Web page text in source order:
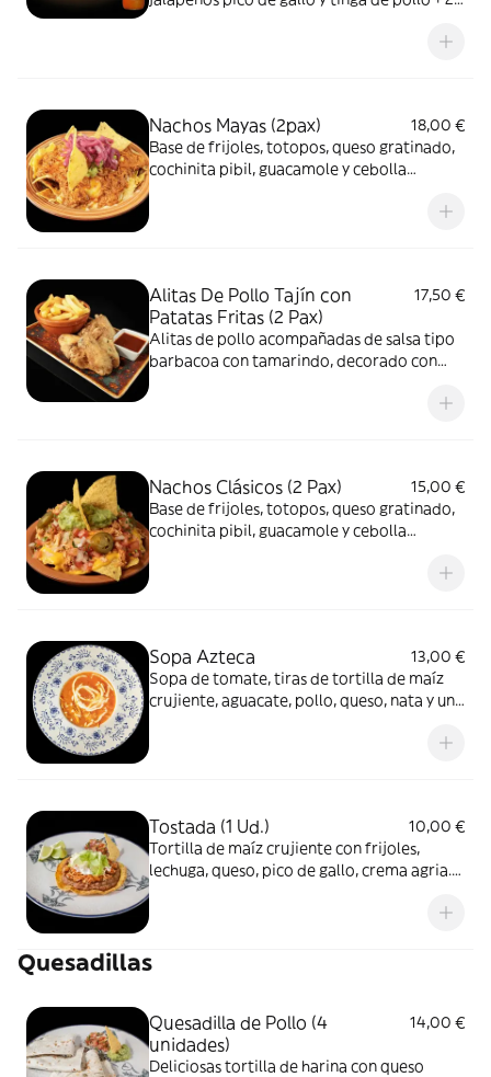
Nachos Mayas (2pax)
18,00 €
Base de frijoles, totopos, queso gratinado,
cochinita pibil, guacamole y cebolla
Alitas De Pollo Tajín con
Patatas Fritas (2 Pax)
17,50 €
Alitas de pollo acompañadas de salsa tipo
barbacoa con tamarindo, decorado con
Nachos Clásicos (2 Pax)
15,00 €
Base de frijoles, totopos, queso gratinado,
cochinita pibil, guacamole y cebolla
Sopa Azteca
13,00 €
Sopa de tomate, tiras de tortilla de maíz
crujiente, aguacate, pollo, queso, nata y un
Tostada (1 Ud.)
10,00 €
Tortilla de maíz crujiente con frijoles,
lechuga, queso, pico de gallo, crema agria.
Quesadillas
Quesadilla de Pollo (4
unidades)
14,00 €
Deliciosas tortilla de harina con queso